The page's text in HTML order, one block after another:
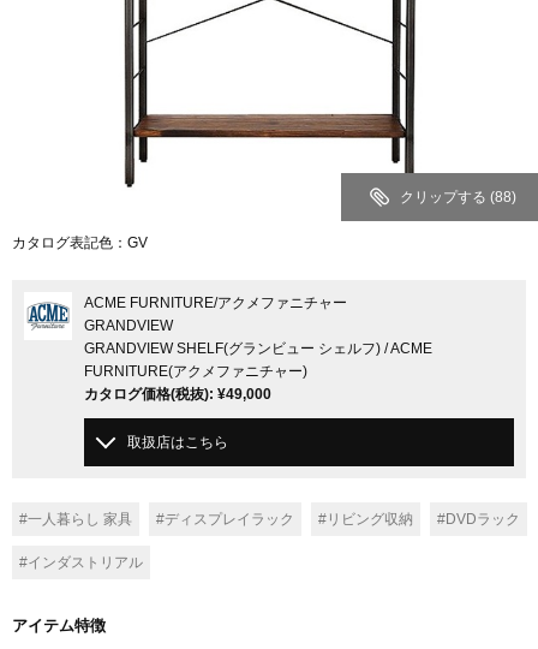
クリップする (88)
カタログ表記色：GV
ACME FURNITURE/アクメファニチャー
GRANDVIEW
GRANDVIEW SHELF(グランビュー シェルフ) / ACME
FURNITURE(アクメファニチャー)
カタログ価格(税抜): ¥49,000
取扱店はこちら
#一人暮らし 家具 #ディスプレイラック #リビング収納 #DVDラック
#インダストリアル
アイテム特徴